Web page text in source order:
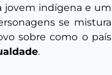
jovem indígena e um
se mistura
sobre como o país
.